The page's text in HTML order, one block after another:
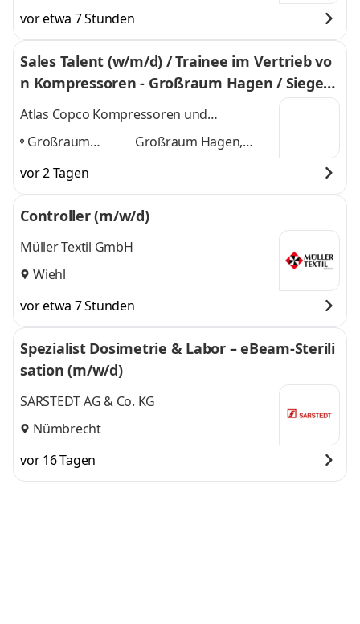
vor etwa 7 Stunden
Sales Talent (w/m/d) / Trainee im Vertrieb vo
n Kompressoren - Großraum Hagen / Siegen
/ Iserlohn
Atlas Copco Kompressoren und
Drucklufttechnik GmbH
Großraum
Iserlohn, Essen
Großraum Hagen,
vor 2 Tagen
Controller (m/w/d)
Müller Textil GmbH
Wiehl
vor etwa 7 Stunden
Spezialist Dosimetrie & Labor – eBeam-Sterili
sation (m/w/d)
SARSTEDT AG & Co. KG
Nümbrecht
vor 16 Tagen